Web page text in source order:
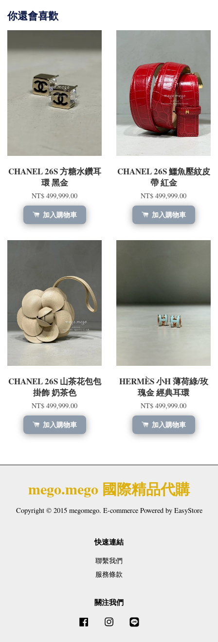
你還會喜歡
CHANEL 26S 方糖水鑽耳
環 黑金
NT$ 499,999.00
加入購物車
CHANEL 26S 鱷魚壓紋皮
帶 紅金
NT$ 499,999.00
加入購物車
CHANEL 26S 山茶花包包
掛飾 奶茶色
NT$ 499,999.00
加入購物車
HERMÈS 小H 薄荷綠/玫
瑰金 經典耳環
NT$ 499,999.00
加入購物車
mego.mego 國際精品代購
Copyright © 2015 megomego. E-commerce Powered by EasyStore
快速連結
聯繫我們
服務條款
關注我們
Facebook Instagram